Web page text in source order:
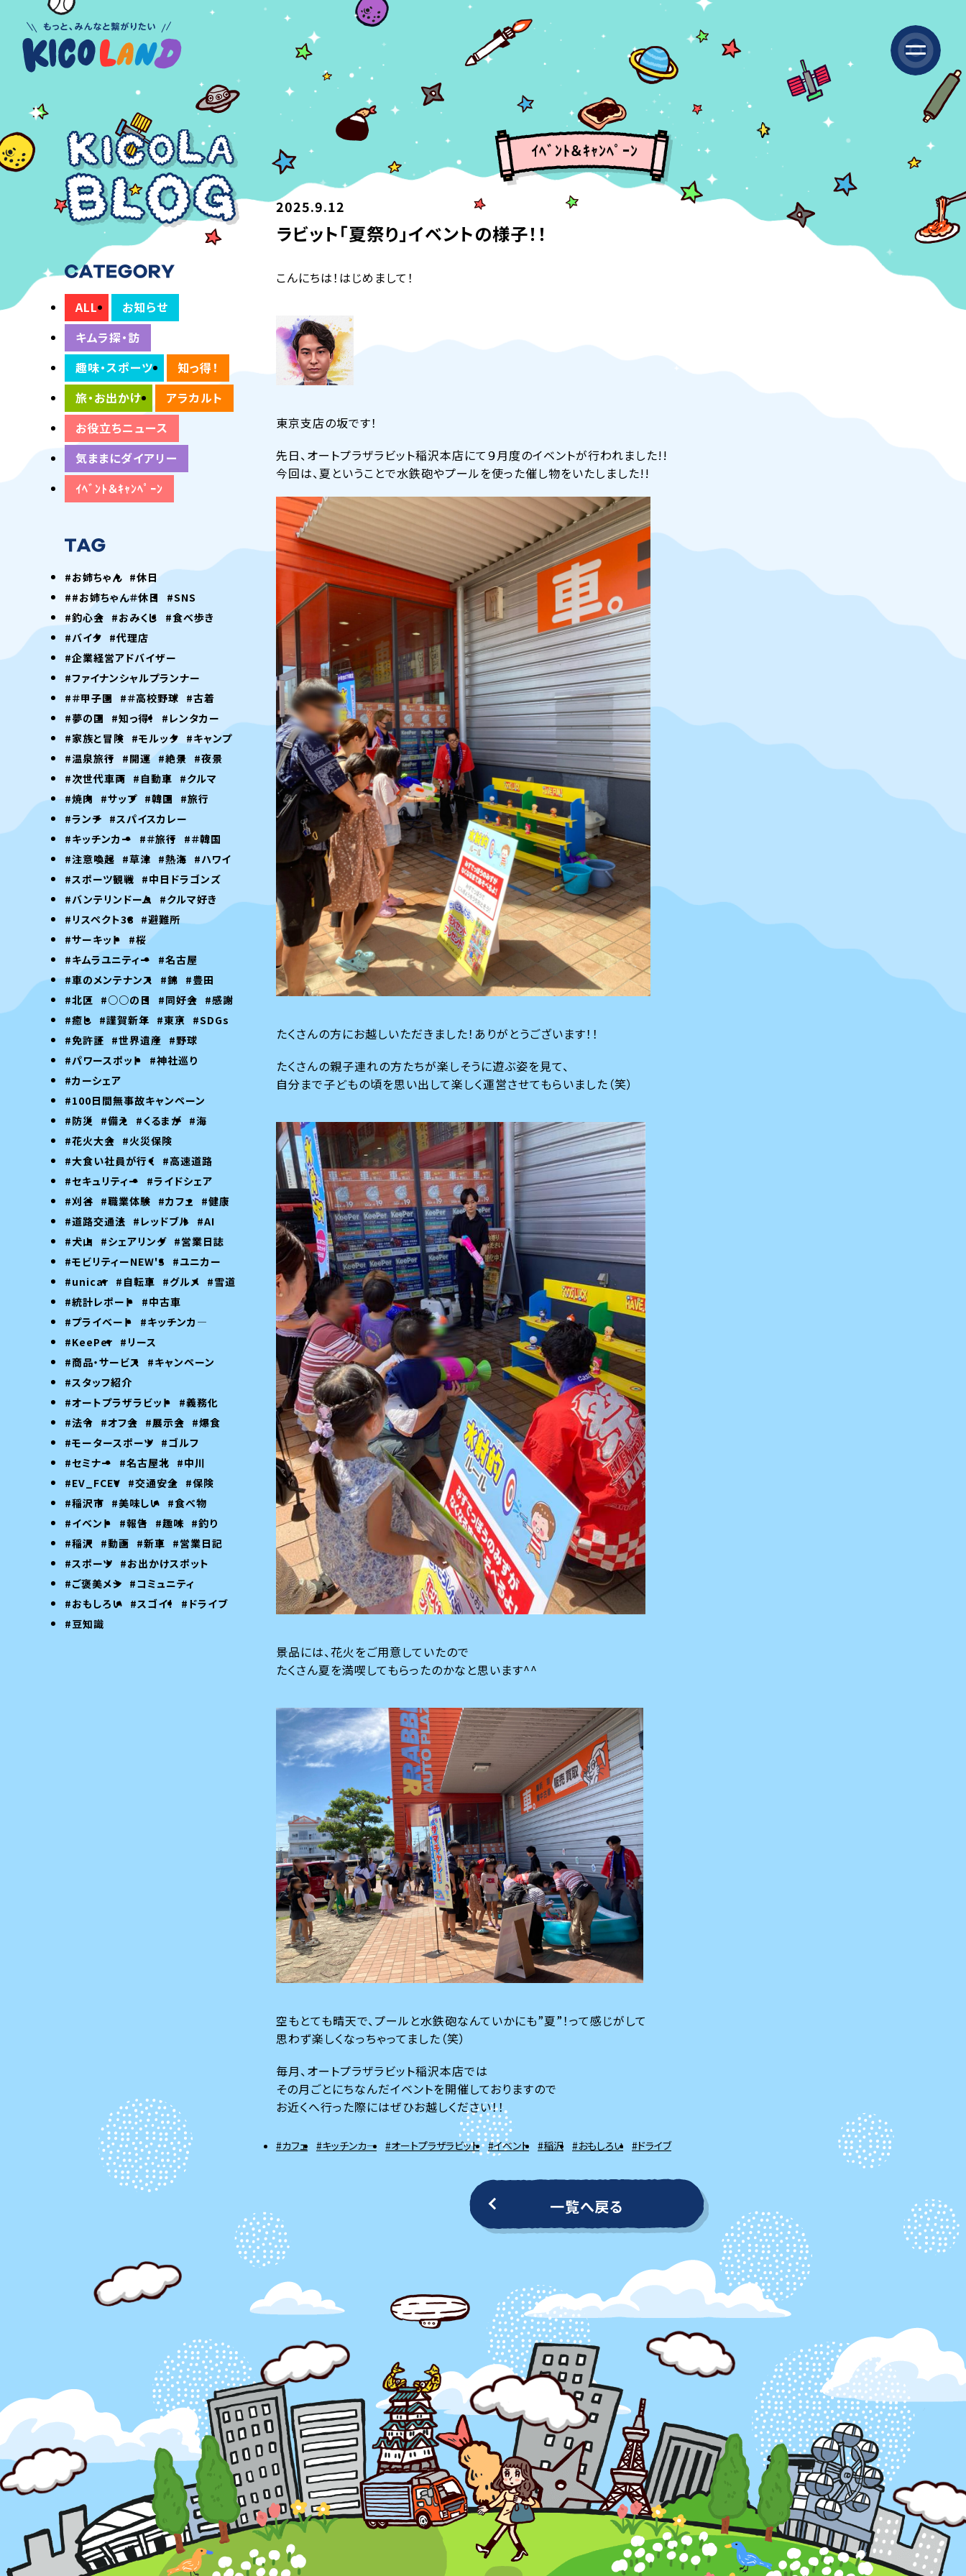
ｲﾍﾞﾝﾄ＆ｷｬﾝﾍﾟｰﾝ
2025.9.12
ラビット「夏祭り」イベントの様子！！
こんにちは！はじめまして！
東京支店の坂です！
先日、オートプラザラビット稲沢本店にて９月度のイベントが行われました!!
今回は、夏ということで水鉄砲やプールを使った催し物をいたしました!!
たくさんの方にお越しいただきました！ありがとうございます！！
たくさんの親子連れの方たちが楽しそうに遊ぶ姿を見て、
自分まで子どもの頃を思い出して楽しく運営させてもらいました（笑）
景品には、花火をご用意していたので
たくさん夏を満喫してもらったのかなと思います^^
空もとても晴天で、プールと水鉄砲なんていかにも”夏”！って感じがして
思わず楽しくなっちゃってました（笑）
毎月、オートプラザラビット稲沢本店では
その月ごとにちなんだイベントを開催しておりますので
お近くへ行った際にはぜひお越しください！！
#カフェ #キッチンカ― #オートプラザラビット #イベント #稲沢 #おもしろい #ドライブ
一覧へ戻る
ALL
お知らせ
キムラ探・訪
趣味・スポーツ
知っ得！
旅・お出かけ
アラカルト
お役立ちニュース
気ままにダイアリー
ｲﾍﾞﾝﾄ＆ｷｬﾝﾍﾟｰﾝ
#お姉ちゃん #休日
##お姉ちゃん＃休日
#SNS
#釣心会 #おみくじ
#食べ歩き
#バイク #代理店
#企業経営アドバイザー
#ファイナンシャルプランナー
#＃甲子園
#＃高校野球 #古着
#夢の国
#知っ得！
#レンタカー
#家族と冒険 #モルック #キャンプ
#温泉旅行
#開運 #絶景 #夜景
#次世代車両 #自動車 #クルマ
#焼肉
#サップ #韓国
#旅行
#ランチ #スパイスカレー
#キッチンカー
#＃旅行
#＃韓国
#注意喚起 #草津 #熱海 #ハワイ
#スポーツ観戦 #中日ドラゴンズ
#バンテリンドーム #クルマ好き
#リスペクト38 #避難所
#サーキット
#桜
#キムラユニティー
#名古屋
#車のメンテナンス
#錦 #豊田
#北区 #○○の日 #同好会 #感謝
#癒し #謹賀新年 #東京 #SDGs
#免許証 #世界遺産 #野球
#パワースポット
#神社巡り
#カーシェア
#100日間無事故キャンペーン
#防災 #備え #くるまが #海
#花火大会 #火災保険
#大食い社員が行く #高速道路
#セキュリティー
#ライドシェア
#刈谷 #職業体験 #カフェ
#健康
#道路交通法 #レッドブル #AI
#犬山
#シェアリング #営業日誌
#モビリティーNEW'S
#ユニカー
#unicar #自転車 #グルメ #雪道
#統計レポート
#中古車
#プライベート
#キッチンカ―
#KeePer #リース
#商品・サービス
#キャンペーン
#スタッフ紹介
#オートプラザラビット
#義務化
#法令 #オフ会 #展示会 #爆食
#モータースポーツ #ゴルフ
#セミナー
#名古屋北 #中川
#EV_FCEV #交通安全 #保険
#稲沢市 #美味しい #食べ物
#イベント
#報告 #趣味 #釣り
#稲沢 #動画 #新車 #営業日記
#スポーツ #お出かけスポット
#ご褒美メシ #コミュニティ
#おもしろい #スゴイ！
#ドライブ
#豆知識